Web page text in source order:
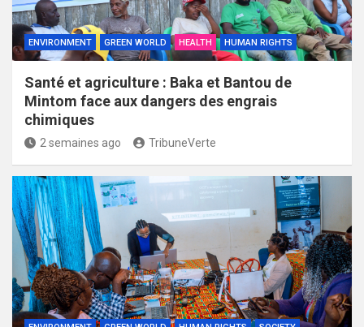
ENVIRONMENT GREEN WORLD HEALTH HUMAN RIGHTS
Santé et agriculture : Baka et Bantou de
Mintom face aux dangers des engrais
chimiques
2 semaines ago TribuneVerte